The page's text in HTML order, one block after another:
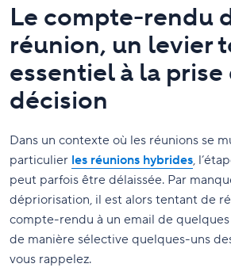
Le compte-rendu
réunion, un levier
essentiel à la prise
décision
Dans un contexte où les réunions se
particulier les réunions hybrides,
peut parfois être délaissée. Par
dépriorisation, il est alors tentant de
compte-rendu à un email de
de manière sélective quelques-uns
vous rappelez.